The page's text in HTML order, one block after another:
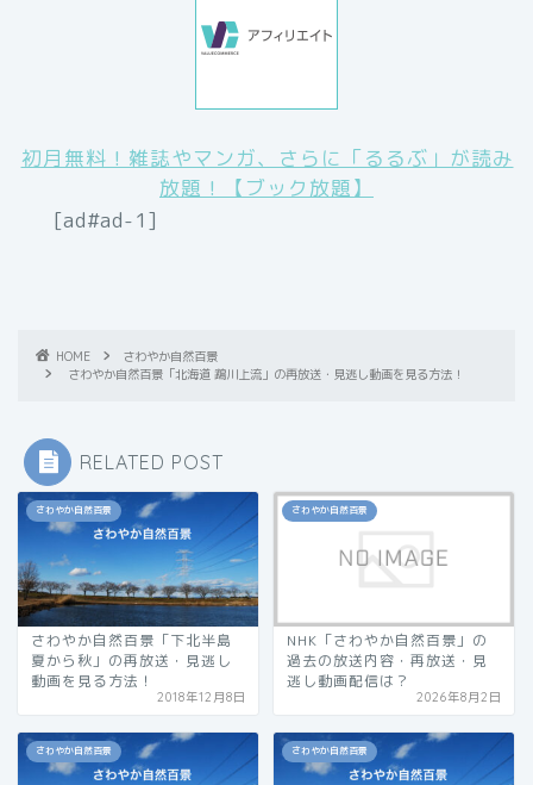
初月無料！雑誌やマンガ、さらに「るるぶ」が読み
放題！【ブック放題】
[ad#ad-1]
HOME
さわやか自然百景
さわやか自然百景「北海道 鵡川上流」の再放送・見逃し動画を見る方法！
RELATED POST
さわやか自然百景
さわやか自然百景「下北半島
夏から秋」の再放送・見逃し
動画を見る方法！
2018年12月8日
さわやか自然百景
NHK「さわやか自然百景」の
過去の放送内容・再放送・見
逃し動画配信は？
2026年8月2日
さわやか自然百景 さわやか自然百景